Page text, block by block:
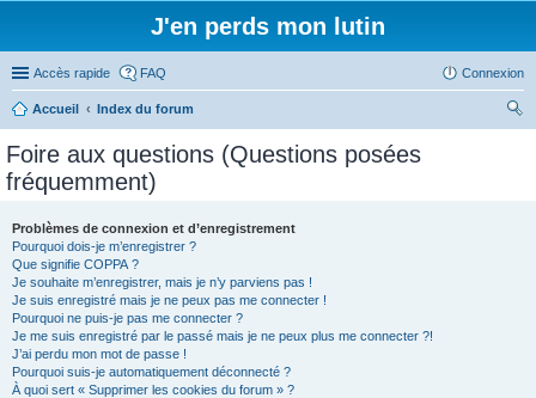
J'en perds mon lutin
Accès rapide FAQ Connexion
Accueil
Index du forum
Foire aux questions (Questions posées
fréquemment)
Problèmes de connexion et d’enregistrement
Pourquoi dois-je m’enregistrer ?
Que signifie COPPA ?
Je souhaite m’enregistrer, mais je n’y parviens pas !
Je suis enregistré mais je ne peux pas me connecter !
Pourquoi ne puis-je pas me connecter ?
Je me suis enregistré par le passé mais je ne peux plus me connecter ?!
J’ai perdu mon mot de passe !
Pourquoi suis-je automatiquement déconnecté ?
À quoi sert « Supprimer les cookies du forum » ?